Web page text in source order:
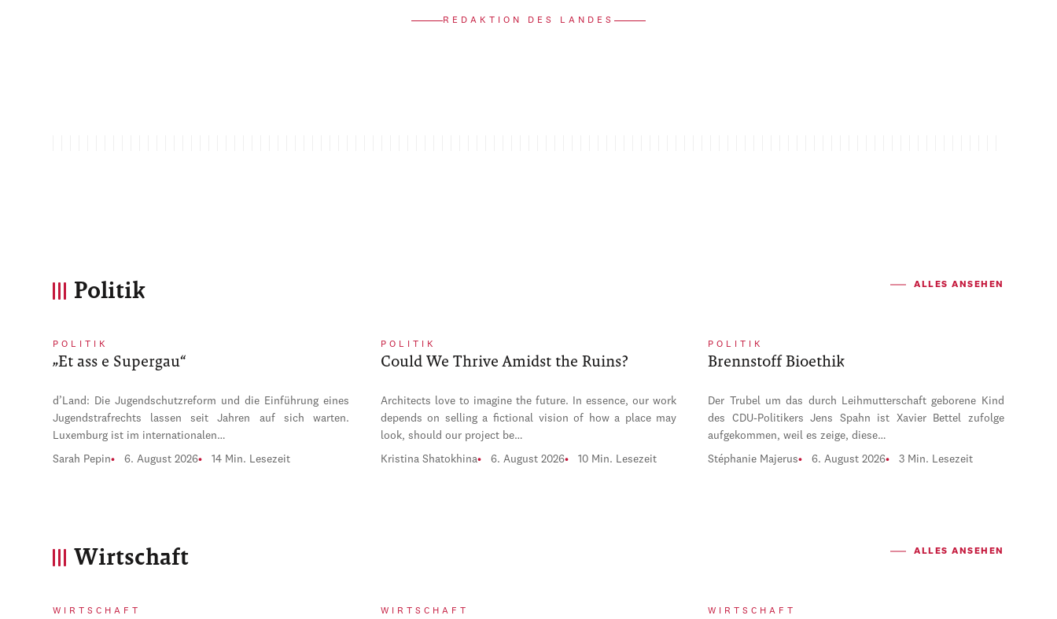
REDAKTION DES LANDES
Politik ALLES ANSEHEN
POLITIK
„Et ass e Supergau“
d’Land: Die Jugendschutzreform und die Einführung eines
Jugendstrafrechts lassen seit Jahren auf sich warten.
Luxemburg ist im internationalen…
Sarah Pepin 6. August 2026 14 Min. Lesezeit
POLITIK
Could We Thrive Amidst the Ruins?
Architects love to imagine the future. In essence, our work
depends on selling a fictional vision of how a place may
look, should our project be…
Kristina Shatokhina 6. August 2026 10 Min. Lesezeit
POLITIK
Brennstoff Bioethik
Der Trubel um das durch Leihmutterschaft geborene Kind
des CDU-Politikers Jens Spahn ist Xavier Bettel zufolge
aufgekommen, weil es zeige, diese…
Stéphanie Majerus 6. August 2026 3 Min. Lesezeit
Wirtschaft ALLES ANSEHEN
WIRTSCHAFT WIRTSCHAFT WIRTSCHAFT